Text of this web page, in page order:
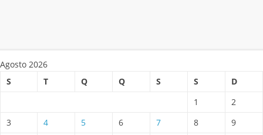
Agosto 2026
S
T Q Q S S
D
1
2
3
4 5 6 7 8
9